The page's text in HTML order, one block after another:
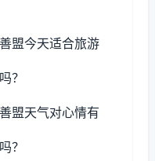
盟今天适合旅游
？
盟天气对心情有
？